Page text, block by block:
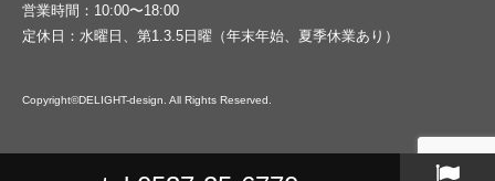
営業時間：10:00〜18:00
定休日：水曜日、第1.3.5日曜（年末年始、夏季休業あり）
Copyright©DELIGHT-design. All Rights Reserved.